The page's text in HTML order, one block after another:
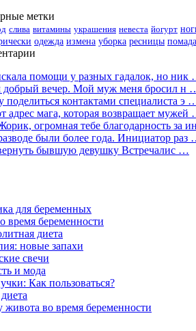
метки
слива витамины украшения невеста йогурт
одежда измена уборка ресницы помада
помощи у разных гадалок, но ник
добрый вечер. Мой муж меня бросил н
поделиться контактами специалиста э
адрес мага, которая возвращает мужей
огромная тебе благодарность за
были более года. Инициатор раз
бывшую девушку Встречалис …
для беременных
время беременности
диета
новые запахи
свечи
и мода
Как пользоваться?
живота во время беременности